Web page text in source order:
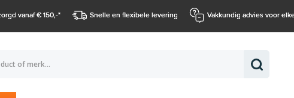
vanaf € 150,-* Snelle en flexibele levering Vakkundig advies voor